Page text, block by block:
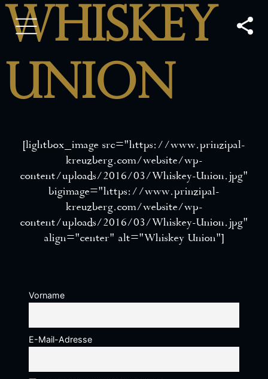
Whiskey
Union
[lightbox_image src=”https://www.prinzipal-
kreuzberg.com/website/wp-
content/uploads/2016/03/Whiskey-Union.jpg”
bigimage=”https://www.prinzipal-
kreuzberg.com/website/wp-
content/uploads/2016/03/Whiskey-Union.jpg”
align=”center” alt=”Whiskey Union”]
Vorname
E-Mail-Adresse